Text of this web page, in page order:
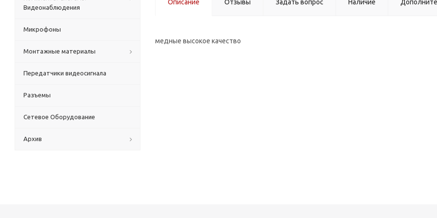
Описание Отзывы Задать вопрос Наличие
медные высокое качество
Видеонаблюдения
Микрофоны
Монтажные материалы
Передатчики видеосигнала
Разъемы
Сетевое Оборудование
Архив